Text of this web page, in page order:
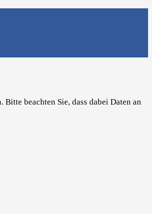
beachten Sie, dass dabei Daten an